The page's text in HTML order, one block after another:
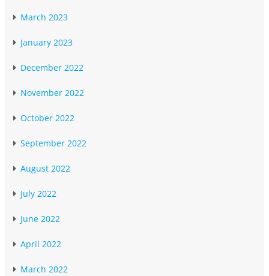
March 2023
January 2023
December 2022
November 2022
October 2022
September 2022
August 2022
July 2022
June 2022
April 2022
March 2022